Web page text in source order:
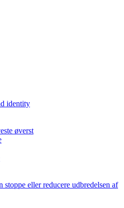
identity
øverst
stoppe eller reducere udbredelsen af